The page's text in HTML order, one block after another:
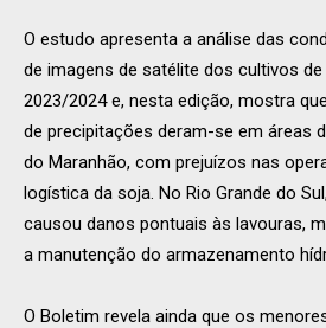
O estudo apresenta a análise das
de imagens de satélite dos cultivos
2023/2024 e, nesta edição, mostra
de precipitações deram-se em áreas
do Maranhão, com prejuízos nas
logística da soja. No Rio Grande do
causou danos pontuais às lavouras,
a manutenção do armazenamento
O Boletim revela ainda que os